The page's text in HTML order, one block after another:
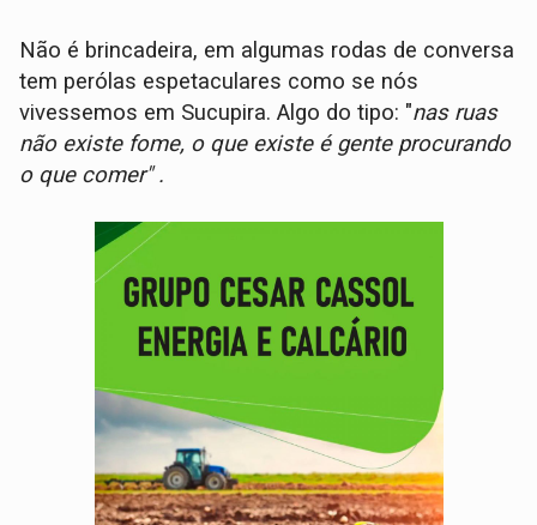
Não é brincadeira, em algumas rodas de conversa
tem perólas espetaculares como se nós
vivessemos em Sucupira. Algo do tipo: "nas ruas
não existe fome, o que existe é gente procurando
o que comer" .